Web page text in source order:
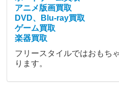
アニメ版画買取
DVD、Blu-ray買取
ゲーム買取
楽器買取
フリースタイルではおもち
ります。